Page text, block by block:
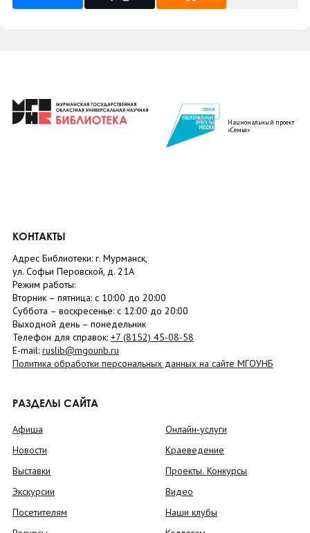
Национальный проект
«Семья»
КОНТАКТЫ
Адрес Библиотеки: г. Мурманск,
ул. Софьи Перовской, д. 21А
Режим работы:
Вторник – пятница: с 10:00 до 20:00
Суббота – воскресенье: c 12:00 до 20:00
Выходной день – понедельник
Телефон для справок: +7 (8152) 45-08-58
E-mail: ruslib@mgounb.ru
Политика обработки персональных данных на сайте МГОУНБ
РАЗДЕЛЫ САЙТА
Афиша
Новости
Выставки
Экскурсии
Посетителям
Онлайн-услуги
Краеведение
Проекты. Конкурсы
Видео
Наши клубы